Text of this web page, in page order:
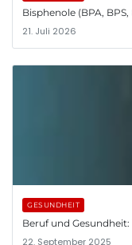
Bisphenole (BPA,
21. Juli 2026
GESUNDHEIT
Beruf und
22. September 2025